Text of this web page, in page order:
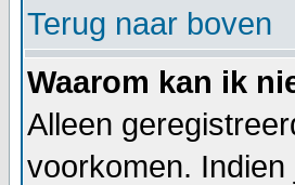
Terug naar boven
Waarom kan ik
Alleen
voorkomen.